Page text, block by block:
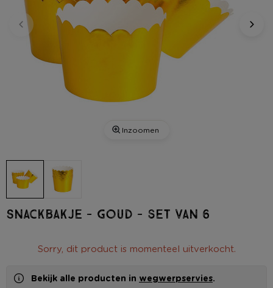
Inzoomen
Snackbakje - goud - set van 6
Sorry, dit product is momenteel uitverkocht.
Bekijk alle producten in wegwerpservies.